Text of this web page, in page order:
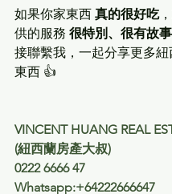
如果你家東西 真的很好吃
供的服務 很特別、很有故事
接聯繫我，一起分享更多
東西 👍
VINCENT HUANG REAL
(紐西蘭房產大叔)
0222 6666 47
Whatsapp:+64222666647